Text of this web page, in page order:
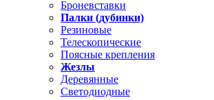
Броневставки
Палки (дубинки)
Резиновые
Телескопические
Поясные крепления
Жезлы
Деревянные
Светодиодные